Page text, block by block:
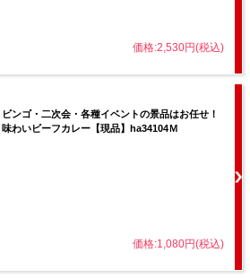
価格:2,530円(税込)
ビンゴ・二次会・各種イベントの景品はお任せ！
味わいビーフカレー【現品】ha34104Ｍ
価格:1,080円(税込)